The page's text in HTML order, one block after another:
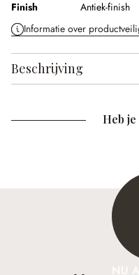
Finish
Antiek-finish
Informatie over
Beschrijving
Heb
NU